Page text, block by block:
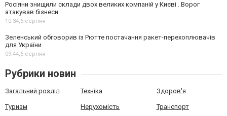
Росіяни знищили склади двох великих компаній у Києві . Ворог
атакував бізнеси
10:34,6 серпня
Зеленський обговорив із Рютте постачання ракет-перехоплювачів
для України
09:44,6 серпня
Рубрики новин
Загальний розділ Техніка Здоров'я
Туризм Нерухомість Транспорт